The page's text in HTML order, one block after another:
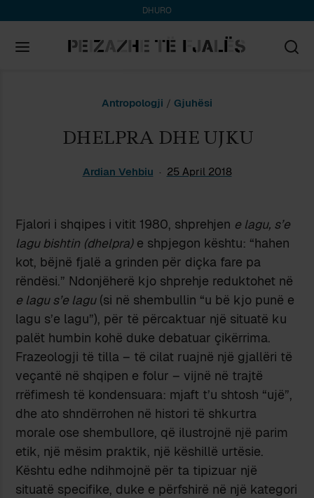
DHURO
Antropologji / Gjuhësi
DHELPRA DHE UJKU
Ardian Vehbiu 25 April 2018
Fjalori i shqipes i vitit 1980, shprehjen e lagu, s’e
lagu bishtin (dhelpra)e shpjegon kështu: “hahen
kot, bëjnë fjalë a grinden për diçka fare pa
rëndësi.” Ndonjëherë kjo shprehje reduktohet në
e lagu s’e lagu(si në shembullin “u bë kjo punë e
lagu s’e lagu”), për të përcaktuar një situatë ku
palët humbin kohë duke debatuar çikërrima.
Frazeologji të tilla – të cilat ruajnë një gjallëri të
veçantë në shqipen e folur – vijnë në trajtë
rrëfimesh të kondensuara: mjaft t’u shtosh “ujë”,
dhe ato shndërrohen në histori të shkurtra
morale ose shembullore, që ilustrojnë një parim
etik, një mësim praktik, një këshillë urtësie.
Kështu edhe ndihmojnë për ta tipizuar një
situatë specifike, duke e përfshirë në një kategori